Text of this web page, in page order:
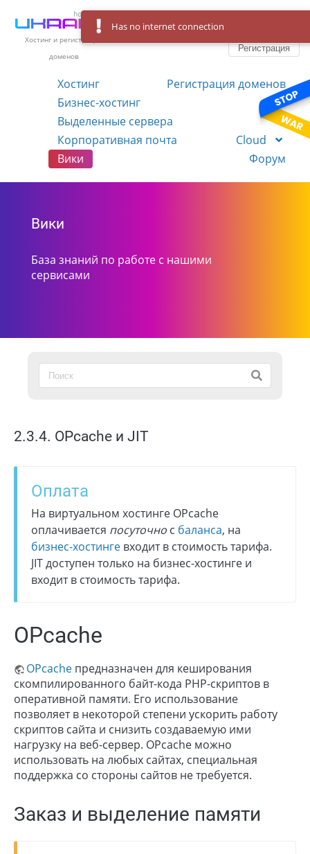
Хостинг и регистрация
доменов
Регистрация
Хостинг
Регистрация доменов
Бизнес-хостинг
VPS
Выделенные сервера
Корпоративная почта
Cloud
Вики
Форум
Вики
База знаний по работе с нашими
сервисами
2.3.4. OPcache и JIT
Оплата
На виртуальном хостинге OPcache
оплачивается посуточно с баланса, на
бизнес-хостинге входит в стоимость тарифа.
JIT доступен только на бизнес-хостинге и
входит в стоимость тарифа.
OPcache
OPcache предназначен для кеширования
скомпилированного байт-кода PHP-скриптов в
оперативной памяти. Его использование
позволяет в некоторой степени ускорить работу
скриптов сайта и снизить создаваемую ими
нагрузку на веб-сервер. OPcache можно
использовать на любых сайтах, специальная
поддержка со стороны сайтов не требуется.
Заказ и выделение памяти
Has no internet connection